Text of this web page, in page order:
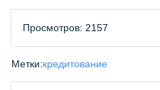
Просмотров: 2157
Метки:кредитование